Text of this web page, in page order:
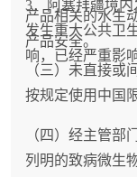
产品相关的水生
产品安全。
3．阿塞拜疆境
发生重大公共卫
响，已经严重影
（三）未直接或
按规定使用中国
（四）经主管部
列明的致病微生